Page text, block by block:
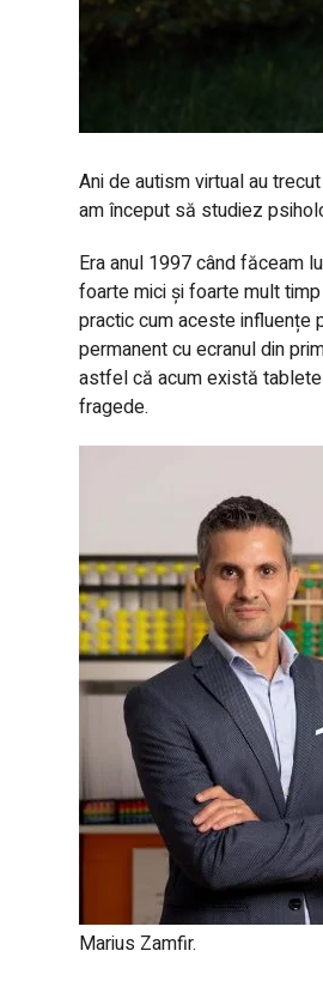
Ani de autism virtual au
am început să studiez
Era anul 1997 când făceam
foarte mici și foarte mult
practic cum aceste influențe
permanent cu ecranul din
astfel că acum există
fragede.
Marius Zamfir.